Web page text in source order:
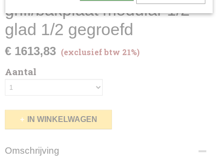
grill/bakplaat modular 1/2
glad 1/2 gegroefd
€ 1613,83 (exclusief btw 21%)
Aantal
IN WINKELWAGEN
Omschrijving